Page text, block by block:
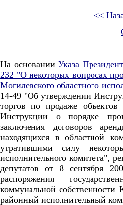
<<
На основанииУказа
232 "О некоторых вопросах
Могилевского областного
14-49 "Об утверждении
торгов по продаже объектов
Инструкции о порядке
заключения договоров
находящихся в областной
утратившими силу
исполнительного комитета",
депутатов от 8 сентября
распоряжения
коммунальной собственности
районный исполнительный